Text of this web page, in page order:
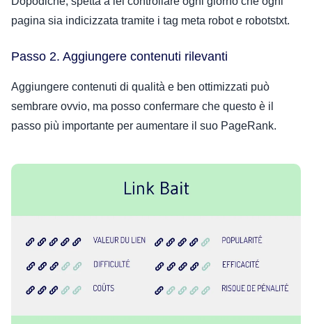
pagina sia indicizzata tramite i tag meta robot e robotstxt.
Passo 2. Aggiungere contenuti rilevanti
Aggiungere contenuti di qualità e ben ottimizzati può
sembrare ovvio, ma posso confermare che questo è il
passo più importante per aumentare il suo PageRank.